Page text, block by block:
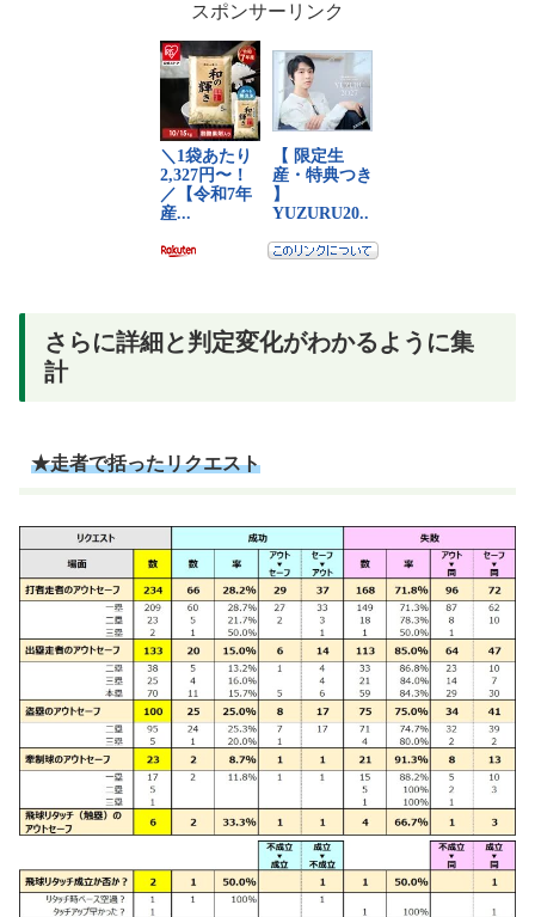
スポンサーリンク
さらに詳細と判定変化がわかるように集
計
★走者で括ったリクエスト